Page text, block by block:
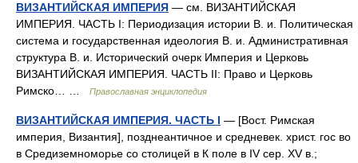
ВИЗАНТИЙСКАЯ ИМПЕРИЯ — см. ВИЗАНТИЙСКАЯ
ИМПЕРИЯ. ЧАСТЬ I: Периодизация истории В. и. Политическая
система и государственная идеология В. и. Административная
структура В. и. Исторический очерк Империя и Церковь
ВИЗАНТИЙСКАЯ ИМПЕРИЯ. ЧАСТЬ II: Право и Церковь
Римско… …
Православная энциклопедия
ВИЗАНТИЙСКАЯ ИМПЕРИЯ. ЧАСТЬ I — [Вост. Римская
империя, Византия], позднеантичное и средневек. христ. гос во
в Средиземноморье со столицей в К поле в IV сер. XV в.;